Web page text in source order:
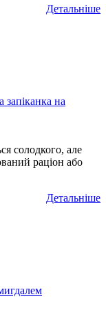
Детальніше
на
солодкого, але
раціон або
Детальніше